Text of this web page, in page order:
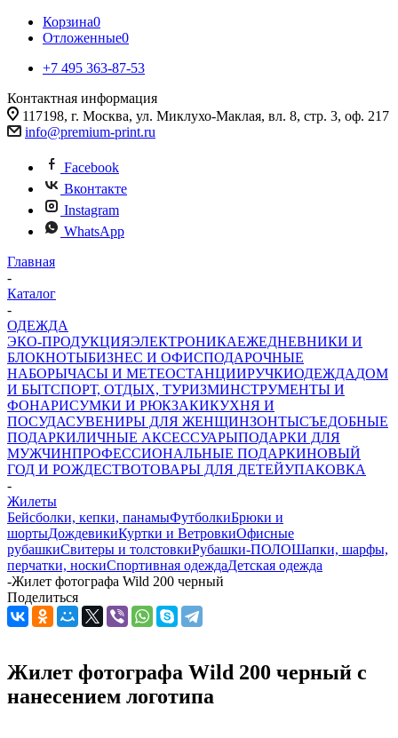
Корзина0
Отложенные0
+7 495 363-87-53
Контактная информация
117198, г. Москва, ул. Миклухо-Маклая, вл. 8, стр. 3, оф. 217
info@premium-print.ru
Facebook
Вконтакте
Instagram
WhatsApp
Главная
-
Каталог
-
ОДЕЖДА
ЭКО-ПРОДУКЦИЯЭЛЕКТРОНИКАЕЖЕДНЕВНИКИ И
БЛОКНОТЫБИЗНЕС И ОФИСПОДАРОЧНЫЕ
НАБОРЫЧАСЫ И МЕТЕОСТАНЦИИРУЧКИОДЕЖДАДОМ
И БЫТСПОРТ, ОТДЫХ, ТУРИЗМИНСТРУМЕНТЫ И
ФОНАРИСУМКИ И РЮКЗАКИКУХНЯ И
ПОСУДАСУВЕНИРЫ ДЛЯ ЖЕНЩИНЗОНТЫСЪЕДОБНЫЕ
ПОДАРКИЛИЧНЫЕ АКСЕССУАРЫПОДАРКИ ДЛЯ
МУЖЧИНПРОФЕССИОНАЛЬНЫЕ ПОДАРКИНОВЫЙ
ГОД И РОЖДЕСТВОТОВАРЫ ДЛЯ ДЕТЕЙУПАКОВКА
-
Жилеты
Бейсболки, кепки, панамыФутболкиБрюки и
шортыДождевикиКуртки и ВетровкиОфисные
рубашкиСвитеры и толстовкиРубашки-ПОЛОШапки, шарфы,
перчатки, носкиСпортивная одеждаДетская одежда
-Жилет фотографа Wild 200 черный
Поделиться
Жилет фотографа Wild 200 черный с
нанесением логотипа